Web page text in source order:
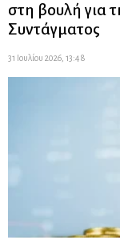
στη βουλή για
Συντάγματος
31 Ιουλίου 2026, 13:48